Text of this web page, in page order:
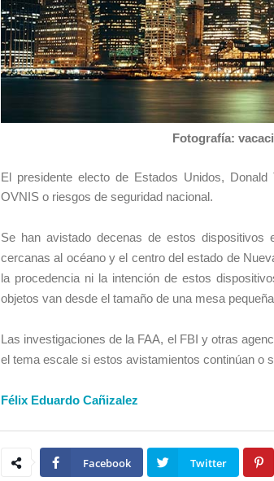
Fotografía:
El presidente electo de Estados Unidos,
OVNIS o riesgos de seguridad nacional.
Se han avistado decenas de estos dispositivos
cercanas al océano y el centro del estado de
la procedencia ni la intención de estos
objetos van desde el tamaño de una mesa
Las investigaciones de la FAA, el FBI y otras
el tema escale si estos avistamientos continúan o
Félix Eduardo Cañizalez
Facebook Twitter